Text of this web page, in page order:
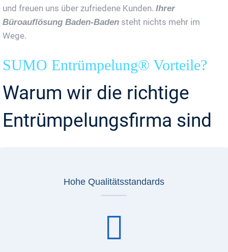
und freuen uns über zufriedene Kunden. Ihrer
Büroauflösung Baden-Baden steht nichts mehr im
Wege.
SUMO Entrümpelung® Vorteile?
Warum wir die richtige
Entrümpelungsfirma sind
Hohe Qualitätsstandards